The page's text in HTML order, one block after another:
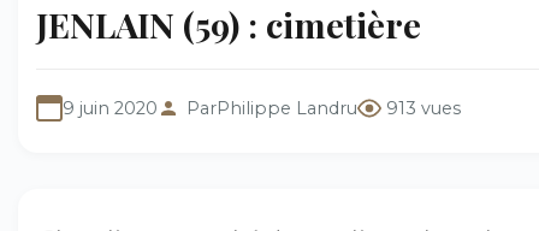
JENLAIN (59) : cimetière
9 juin 2020 ParPhilippe Landru 913 vues